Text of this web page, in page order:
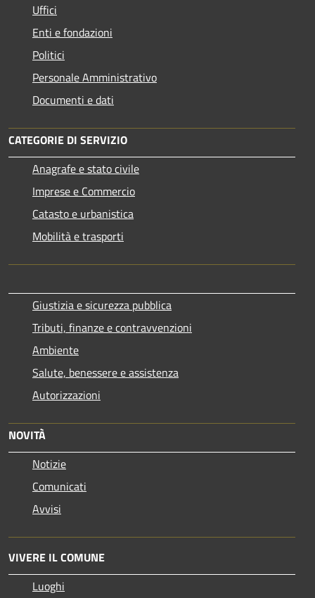
Uffici
Enti e fondazioni
Politici
Personale Amministrativo
Documenti e dati
CATEGORIE DI SERVIZIO
Anagrafe e stato civile
Imprese e Commercio
Catasto e urbanistica
Mobilità e trasporti
Giustizia e sicurezza pubblica
Tributi, finanze e contravvenzioni
Ambiente
Salute, benessere e assistenza
Autorizzazioni
NOVITÀ
Notizie
Comunicati
Avvisi
VIVERE IL COMUNE
Luoghi